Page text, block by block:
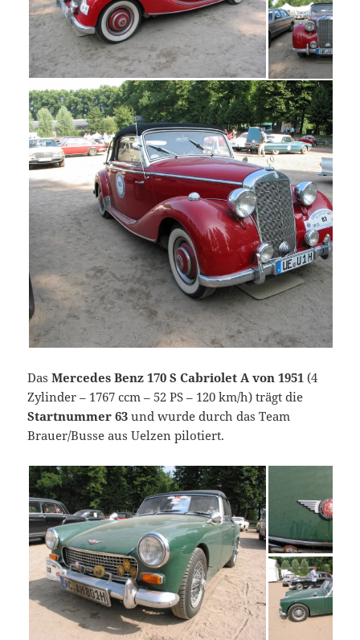
DasMercedes Benz 170 S Cabriolet A von 1951 (4
Zylinder – 1767 ccm – 52 PS – 120 km/h) trägt die
Startnummer 63 und wurde durch das Team
Brauer/Busse aus Uelzen pilotiert.